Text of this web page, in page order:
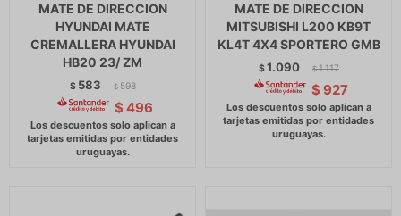
MATE DE DIRECCION
HYUNDAI MATE
CREMALLERA HYUNDAI
HB20 23/ ZM
$ 583 $ 598
$ 496
MATE DE DIRECCION
MITSUBISHI L200 KB9T
KL4T 4X4 SPORTERO GMB
$1.090 $ 1.117
$ 927